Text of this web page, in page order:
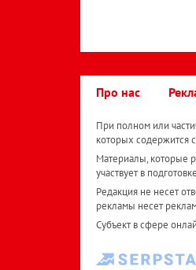
Про нас
При полном или
которых содержится
Материалы, которые
участвует в
Редакция не несет
рекламы несет
Субъект в сфере